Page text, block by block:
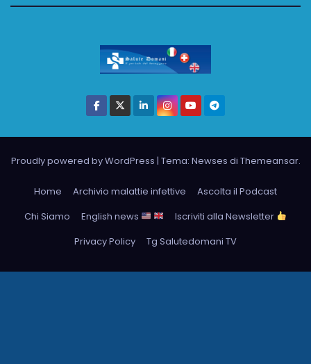
Proudly powered by WordPress | Tema: Newses di Themeansar.
Home Archivio malattie infettive
Ascolta il Podcast
Chi Siamo
English news
Iscriviti alla Newsletter
Privacy Policy
Tg Salutedomani TV